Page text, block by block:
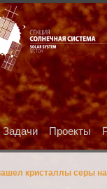
Задачи Проекты
кристаллы серы